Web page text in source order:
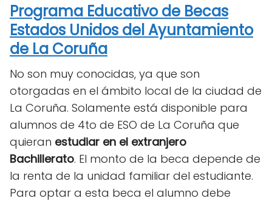
Programa Educativo de Becas
Estados Unidos del Ayuntamiento
de La Coruña
No son muy conocidas, ya que son
otorgadas en el ámbito local de la ciudad de
La Coruña. Solamente está disponible para
alumnos de 4to de ESO de La Coruña que
quieran estudiar en el extranjero
Bachillerato. El monto de la beca depende de
la renta de la unidad familiar del estudiante.
Para optar a esta beca el alumno debe